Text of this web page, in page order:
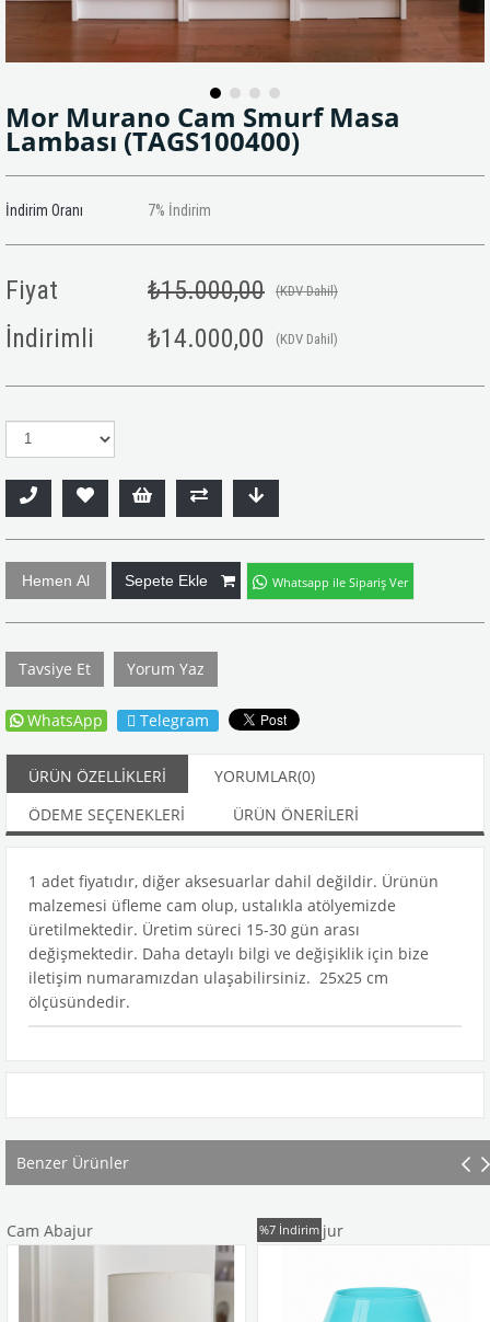
Mor Murano Cam Smurf Masa
Lambası (TAGS100400)
İndirim Oranı %
7 İndirim
Fiyat ₺15.000,00 (KDV Dahil)
İndirimli ₺14.000,00 (KDV Dahil)
Whatsapp ile Sipariş Ver
Tavsiye Et Yorum Yaz
WhatsApp Telegram
ÜRÜN ÖZELLIKLERI YORUMLAR(0)
ÖDEME SEÇENEKLERI
ÜRÜN ÖNERILERI
1 adet fiyatıdır, diğer aksesuarlar dahil değildir. Ürünün
malzemesi üfleme cam olup, ustalıkla atölyemizde
üretilmektedir. Üretim süreci 15-30 gün arası
değişmektedir. Daha detaylı bilgi ve değişiklik için bize
iletişim numaramızdan ulaşabilirsiniz. 25x25 cm
ölçüsündedir.
Benzer Ürünler
Abajur Cam Abajur
İndirim